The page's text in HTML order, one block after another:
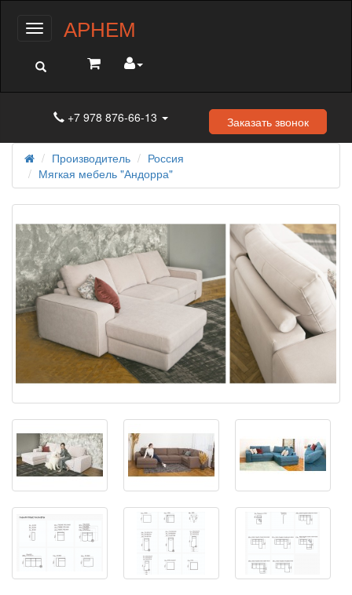
МенюАРНЕМ
+7 978 876-66-13 Заказать звонок
Производитель
Россия
Мягкая мебель "Андорра"